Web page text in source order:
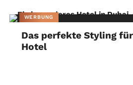
WERBUNG
Das perfekte Styling
Hotel